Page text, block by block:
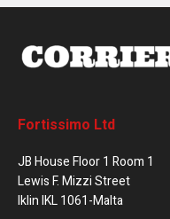
Fortissimo Ltd
JB House Floor 1 Room 1
Lewis F. Mizzi Street
Iklin IKL 1061-Malta